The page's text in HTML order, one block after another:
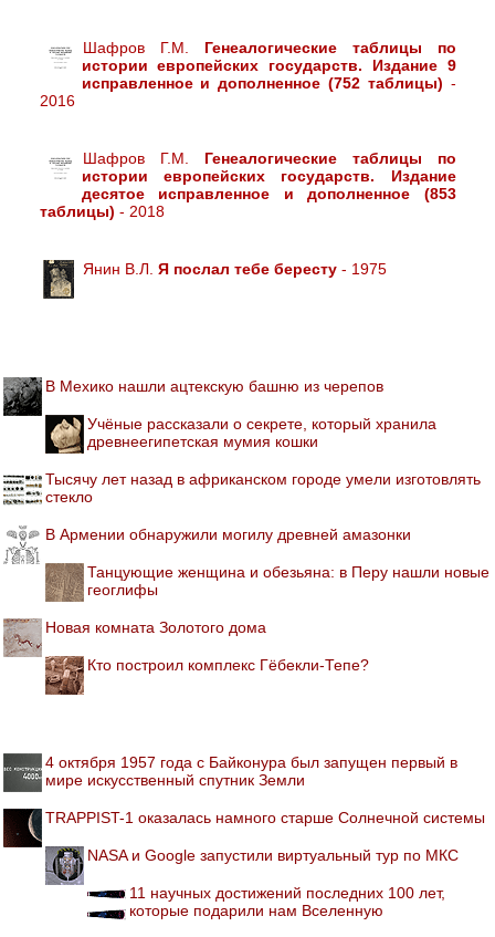
Шафров Г.М. Генеалогические таблицы по
истории европейских государств. Издание 9
исправленное и дополненное (752 таблицы) -
2016
Шафров Г.М. Генеалогические таблицы по
истории европейских государств. Издание
десятое исправленное и дополненное (853
таблицы) - 2018
Янин В.Л. Я послал тебе бересту- 1975
В Мехико нашли ацтекскую башню из черепов
Учёные рассказали о секрете, который хранила
древнеегипетская мумия кошки
Тысячу лет назад в африканском городе умели изготовлять
стекло
В Армении обнаружили могилу древней амазонки
Танцующие женщина и обезьяна: в Перу нашли новые
геоглифы
Новая комната Золотого дома
Кто построил комплекс Гёбекли-Тепе?
4 октября 1957 года с Байконура был запущен первый в
мире искусственный спутник Земли
TRAPPIST-1 оказалась намного старше Солнечной системы
NASA и Google запустили виртуальный тур по МКС
11 научных достижений последних 100 лет,
которые подарили нам Вселенную